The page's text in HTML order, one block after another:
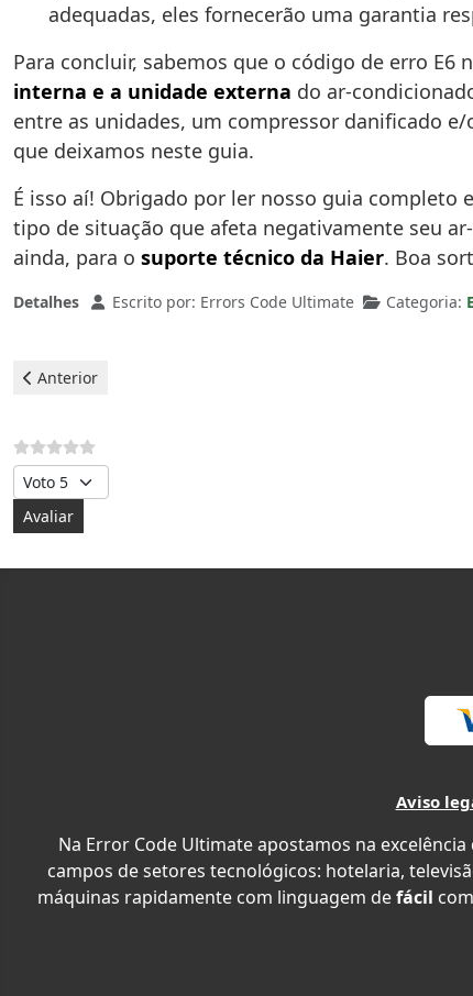
adequadas, eles fornecerão uma garantia
Para concluir, sabemos que o código de erro
interna e a unidade externa do ar-
entre as unidades, um compressor danificado
que deixamos neste guia.
É isso aí! Obrigado por ler nosso guia completo
tipo de situação que afeta negativamente seu
ainda, para o suporte técnico da Haier. Boa
Detalhes Escrito por: Errors Code Ultimate Categoria:
Artigo anterior: Haier Ar-condicionado - Erro E7
Anterior
Avalie, por favor
Aviso
Na Error Code Ultimate apostamos na
campos de setores tecnológicos: hotelaria,
máquinas rapidamente com linguagem defácil